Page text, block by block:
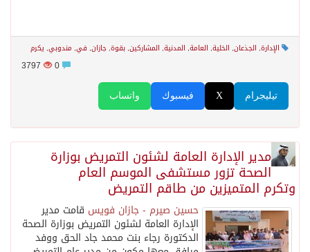
الإدارة, الجذعان, الخلية, العامة, المدنية, المشاركين, بقوة, جازان, في, مندوبي, يكرم
3797
واتساب فيسبوك X تيليجرام
مدير الإدارة العامة لشئون التمريض بوزارة
الصحة تزور مستشفى الموسم العام
وتكرم المتميزين من طاقم التمريض
حسين صيرم - جازان فويس قامت مدير
الإدارة العامة لشئون التمريض بوزارة الصحة
الدكتورة رجاء بنت محمد جاد الحق ووفد